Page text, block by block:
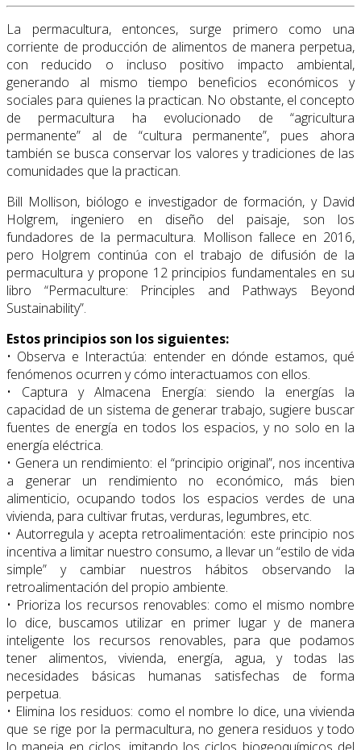
La permacultura, entonces, surge primero como una
corriente de producción de alimentos de manera perpetua,
con reducido o incluso positivo impacto ambiental,
generando al mismo tiempo beneficios económicos y
sociales para quienes la practican. No obstante, el concepto
de permacultura ha evolucionado de “agricultura
permanente” al de “cultura permanente”, pues ahora
también se busca conservar los valores y tradiciones de las
comunidades que la practican.
Bill Mollison, biólogo e investigador de formación, y David
Holgrem, ingeniero en diseño del paisaje, son los
fundadores de la permacultura. Mollison fallece en 2016,
pero Holgrem continúa con el trabajo de difusión de la
permacultura y propone 12 principios fundamentales en su
libro “Permaculture: Principles and Pathways Beyond
Sustainability”.
Estos principios son los siguientes:
• Observa e Interactúa: entender en dónde estamos, qué
fenómenos ocurren y cómo interactuamos con ellos.
• Captura y Almacena Energía: siendo la energías la
capacidad de un sistema de generar trabajo, sugiere buscar
fuentes de energía en todos los espacios, y no solo en la
energía eléctrica.
• Genera un rendimiento: el “principio original”, nos incentiva
a generar un rendimiento no económico, más bien
alimenticio, ocupando todos los espacios verdes de una
vivienda, para cultivar frutas, verduras, legumbres, etc.
• Autorregula y acepta retroalimentación: este principio nos
incentiva a limitar nuestro consumo, a llevar un “estilo de vida
simple” y cambiar nuestros hábitos observando la
retroalimentación del propio ambiente.
• Prioriza los recursos renovables: como el mismo nombre
lo dice, buscamos utilizar en primer lugar y de manera
inteligente los recursos renovables, para que podamos
tener alimentos, vivienda, energía, agua, y todas las
necesidades básicas humanas satisfechas de forma
perpetua.
• Elimina los residuos: como el nombre lo dice, una vivienda
que se rige por la permacultura, no genera residuos y todo